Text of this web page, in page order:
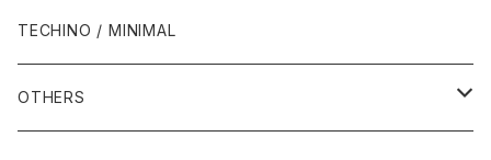
1995年
1996年
2005年
1999年
2005年
2001年
1986年
1990年
1991年
2000年代
2000年
1988年・以前
1989年
1990年代
1990年
2000年代
1980年代
1990年代
TECHINO / MINIMAL
OTHERS